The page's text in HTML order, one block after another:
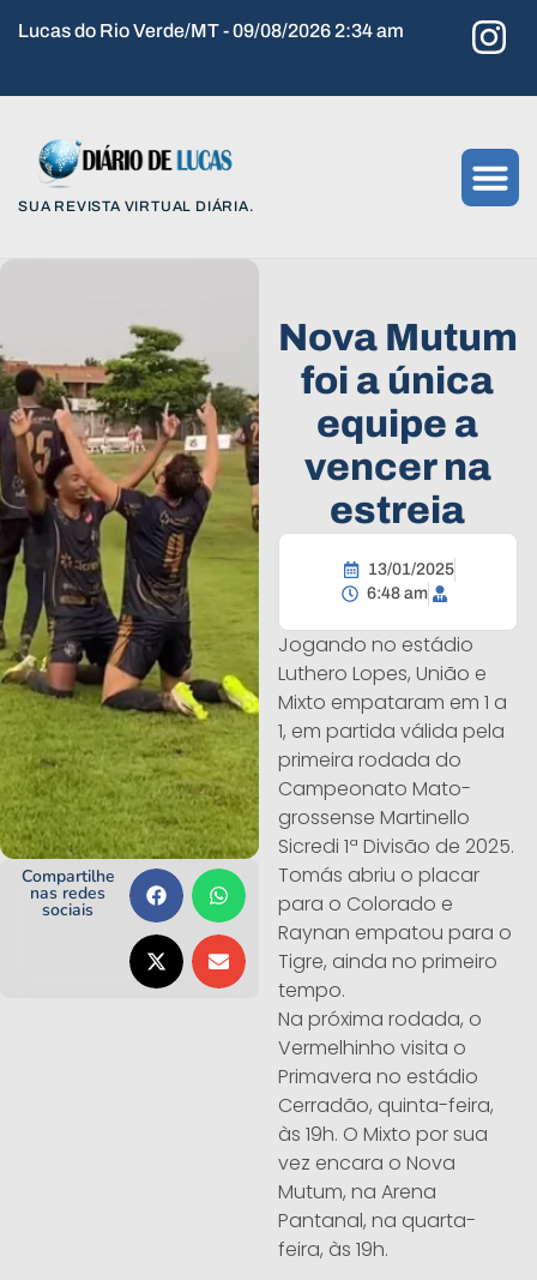
Lucas do Rio Verde/MT - 09/08/2026 2:34 am
SUA REVISTA VIRTUAL DIÁRIA.
Compartilhe
nas redes
sociais
Nova Mutum
foi a única
equipe a
vencer na
estreia
13/01/2025
6:48 am
Jogando no estádio
Luthero Lopes, União e
Mixto empataram em 1 a
1, em partida válida pela
primeira rodada do
Campeonato Mato-
grossense Martinello
Sicredi 1ª Divisão de 2025.
Tomás abriu o placar
para o Colorado e
Raynan empatou para o
Tigre, ainda no primeiro
tempo.
Na próxima rodada, o
Vermelhinho visita o
Primavera no estádio
Cerradão, quinta-feira,
às 19h. O Mixto por sua
vez encara o Nova
Mutum, na Arena
Pantanal, na quarta-
feira, às 19h.